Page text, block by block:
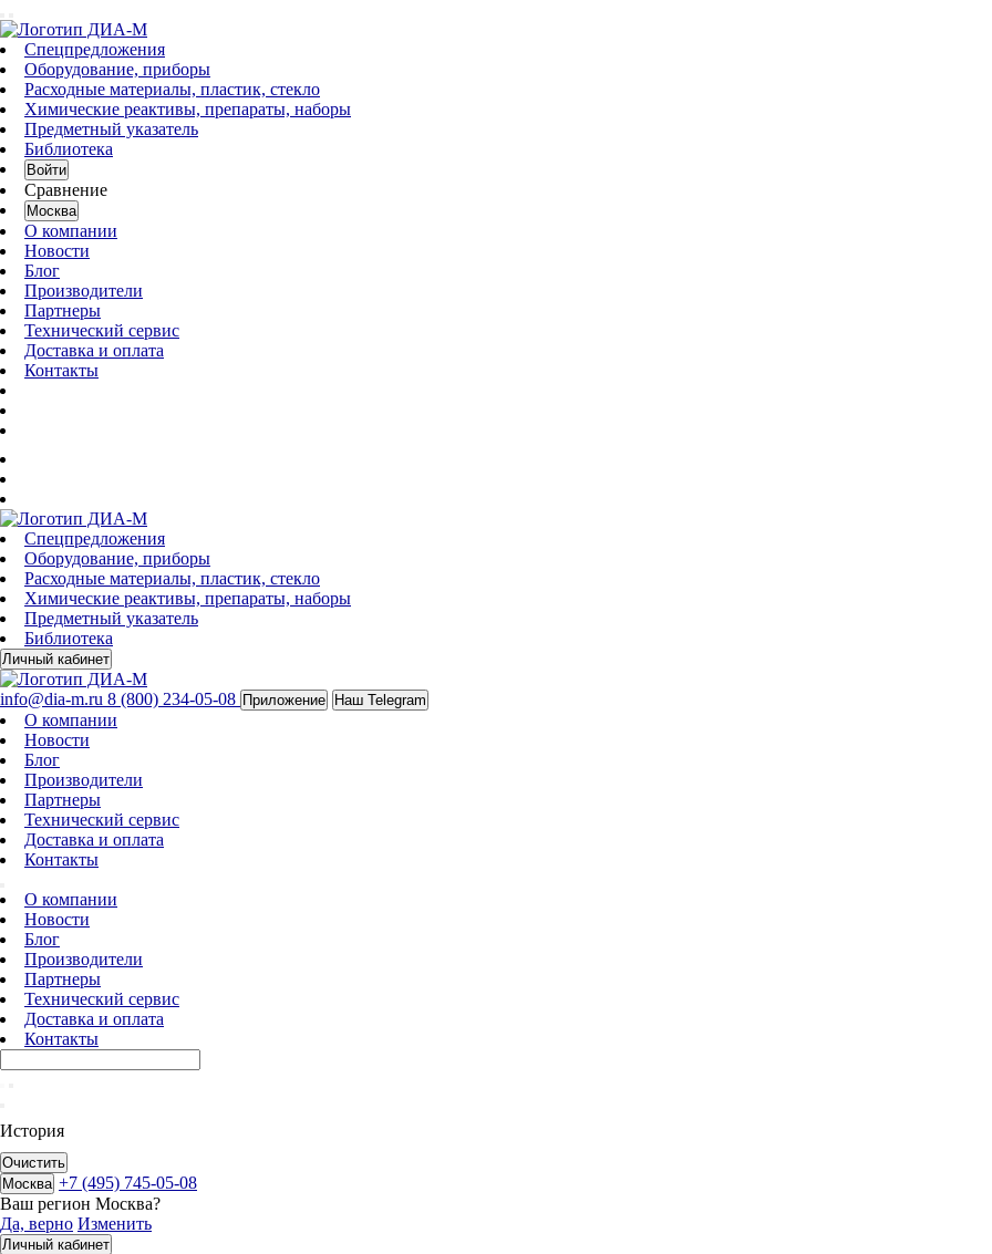
Спецпредложения
Оборудование, приборы
Расходные материалы, пластик, стекло
Химические реактивы, препараты, наборы
Предметный указатель
Библиотека
Войти
Сравнение
Москва
О компании
Новости
Блог
Производители
Партнеры
Технический сервис
Доставка и оплата
Контакты
Спецпредложения
Оборудование, приборы
Расходные материалы, пластик, стекло
Химические реактивы, препараты, наборы
Предметный указатель
Библиотека
Личный кабинет
info@dia-m.ru 8 (800) 234-05-08 Приложение Наш Telegram
О компании
Новости
Блог
Производители
Партнеры
Технический сервис
Доставка и оплата
Контакты
О компании
Новости
Блог
Производители
Партнеры
Технический сервис
Доставка и оплата
Контакты
История
Очистить
Москва +7 (495) 745-05-08
Ваш регион Москва?
Да, верно Изменить
Личный кабинет